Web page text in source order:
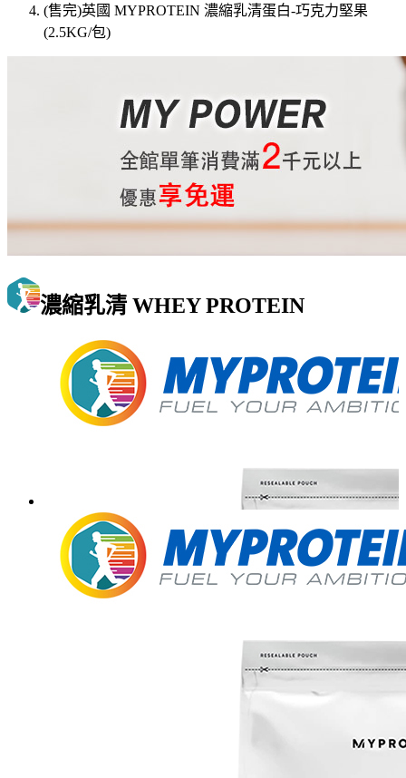
(售完)英國 MYPROTEIN 濃縮乳清蛋白-巧克力堅果
(2.5KG/包)
濃縮乳清 WHEY PROTEIN